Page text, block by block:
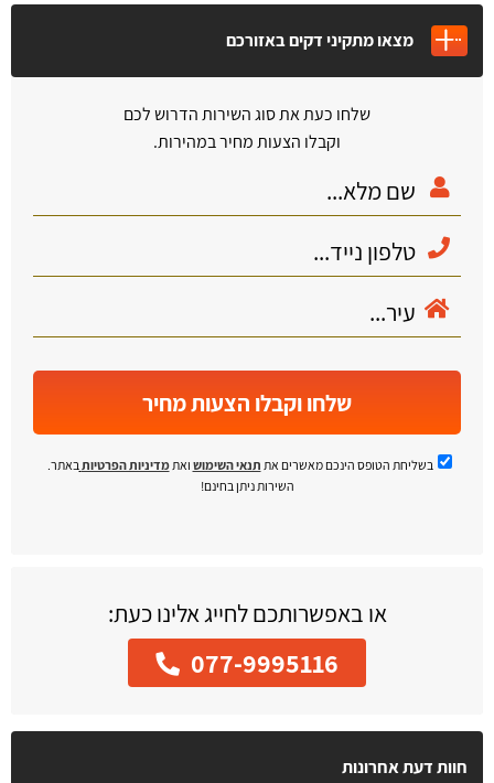
מצאו מתקיני דקים באזורכם
שלחו כעת את סוג השירות הדרוש לכם
וקבלו הצעות מחיר במהירות.
שלחו וקבלו הצעות מחיר
בשליחת הטופס הינכם מאשרים את תנאי השימוש ואתמדיניות הפרטיותבאתר.
השירות ניתן בחינם!
או באפשרותכם לחייג אלינו כעת:
077-9995116
חוות דעת אחרונות